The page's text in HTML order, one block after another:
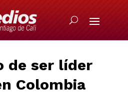
de ser líder
Colombia